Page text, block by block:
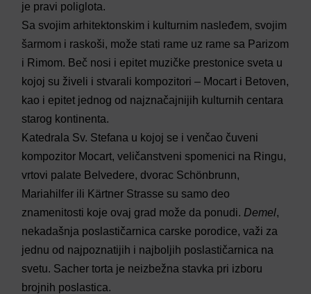
je pravi poliglota.
Sa svojim arhitektonskim i kulturnim nasleđem, svojim
šarmom i raskoši, može stati rame uz rame sa Parizom
i Rimom. Beč nosi i epitet muzičke prestonice sveta u
kojoj su živeli i stvarali kompozitori – Mocart i Betoven,
kao i epitet jednog od najznačajnijih kulturnih centara
starog kontinenta.
Katedrala Sv. Stefana u kojoj se i venčao čuveni
kompozitor Mocart, veličanstveni spomenici na Ringu,
vrtovi palate Belvedere, dvorac Schönbrunn,
Mariahilfer ili Kärtner Strasse su samo deo
znamenitosti koje ovaj grad može da ponudi. Demel,
nekadašnja poslastičarnica carske porodice, važi za
jednu od najpoznatijih i najboljih poslastičarnica na
svetu. Sacher torta je neizbežna stavka pri izboru
brojnih poslastica.